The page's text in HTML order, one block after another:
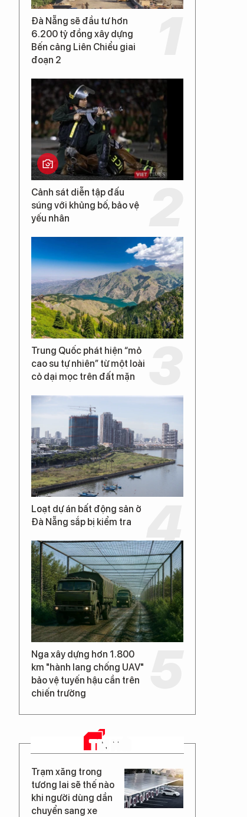
Đà Nẵng sẽ đầu tư hơn
6.200 tỷ đồng xây dựng
Bến cảng Liên Chiểu giai
đoạn 2
Cảnh sát diễn tập đấu
súng với khủng bố, bảo vệ
yếu nhân
Trung Quốc phát hiện “mỏ
cao su tự nhiên” từ một loài
cỏ dại mọc trên đất mặn
Loạt dự án bất động sản ở
Đà Nẵng sắp bị kiểm tra
Nga xây dựng hơn 1.800
km "hành lang chống UAV"
bảo vệ tuyến hậu cần trên
chiến trường
TIN MỚI
Trạm xăng trong
tương lai sẽ thế nào
khi người dùng dần
chuyển sang xe